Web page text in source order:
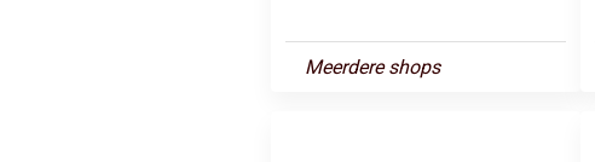
Meerdere shops